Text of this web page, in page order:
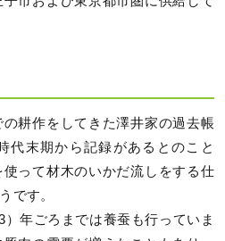
耕作をしてきた澤井家の過去帳
代末期から記録があるとのこと
って材木のいかだ流しをする仕
です。
年ごろまでは養蚕も行っていま